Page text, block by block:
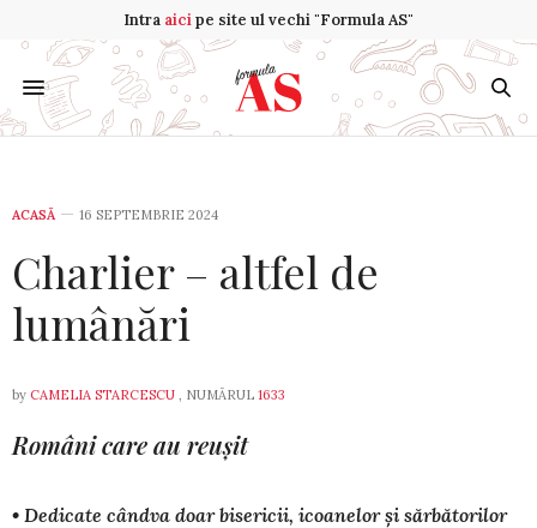
Intra aicipe site ul vechi "Formula AS"
ACASĂ 16 SEPTEMBRIE 2024
Charlier – altfel de
lumânări
by CAMELIA STARCESCU , NUMĂRUL 1633
Români care au reușit
• Dedicate cândva doar bisericii, icoanelor și sărbătorilor